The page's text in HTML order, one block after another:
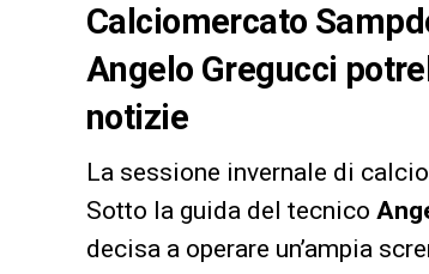
Calciomercato
Angelo Gregucci
notizie
La sessione invernale di
Sotto la guida del tecnico
decisa a operare un’ampia